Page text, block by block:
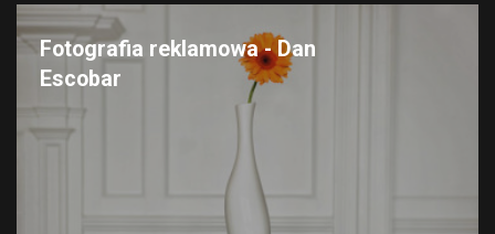
Fotografia reklamowa - Dan
Escobar